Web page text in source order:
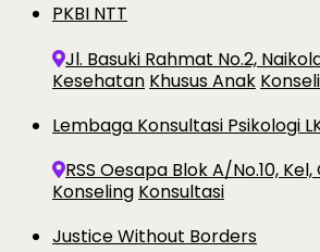
PKBI NTT
Jl. Basuki Rahmat No.2,
Kesehatan Khusus Anak
Lembaga Konsultasi Psikologi
RSS Oesapa Blok A/No.10,
Konseling Konsultasi
Justice Without Borders